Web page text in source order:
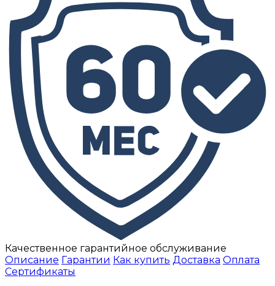
Качественное гарантийное обслуживание
Описание Гарантии Как купить Доставка Оплата
Сертификаты